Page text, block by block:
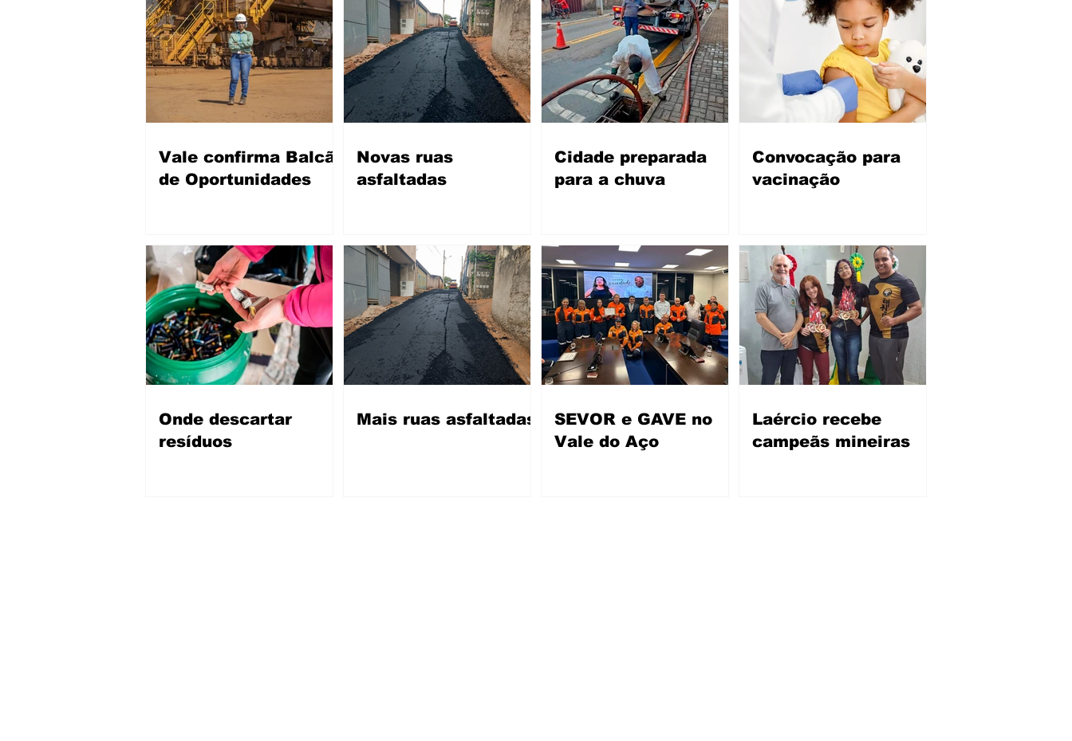
Vale confirma Balcão
de Oportunidades
Novas ruas
asfaltadas
Cidade preparada
para a chuva
Convocação para
vacinação
Onde descartar
resíduos
Mais ruas asfaltadas
SEVOR e GAVE no
Vale do Aço
Laércio recebe
campeãs mineiras